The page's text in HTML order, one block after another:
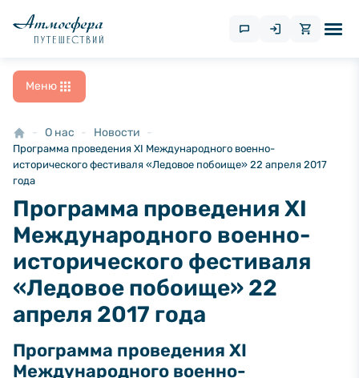
Меню
О нас Новости
Программа проведения XI Международного военно-
исторического фестиваля «Ледовое побоище» 22 апреля 2017
года
Программа проведения XI
Международного военно-
исторического фестиваля
«Ледовое побоище» 22
апреля 2017 года
Программа проведения XI
Международного военно-